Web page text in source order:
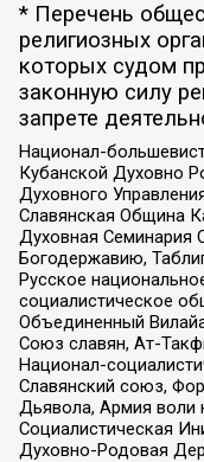
* Перечень
религиозных
которых судом
законную силу
запрете
Национал-
Кубанской Духовно
Духовного
Славянская Община
Духовная Семинария
Богодержавию,
Русское
социалистическое
Объединенный
Союз славян, Ат-
Национал-
Славянский союз,
Дьявола, Армия воли
Социалистическая
Духовно-Родовая